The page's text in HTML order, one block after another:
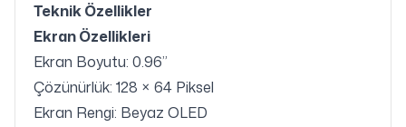
Teknik Özellikler
Ekran Özellikleri
Ekran Boyutu: 0.96”
Çözünürlük: 128 × 64 Piksel
Ekran Rengi: Beyaz OLED